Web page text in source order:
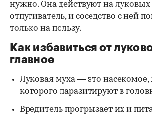
нужно. Она действуют на луковых
отпугиватель, и соседство с ней
только на пользу.
Как избавиться от
главное
Луковая муха — это
которого паразитируют в
Вредитель прогрызает их и